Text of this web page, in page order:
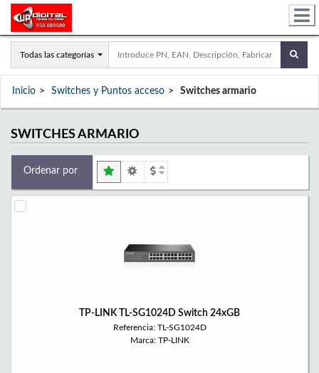
Todas las categorías
Inicio Switches y Puntos acceso Switches armario
SWITCHES ARMARIO
Ordenar por
TP-LINK TL-SG1024D Switch 24xGB
Referencia: TL-SG1024D
Marca: TP-LINK